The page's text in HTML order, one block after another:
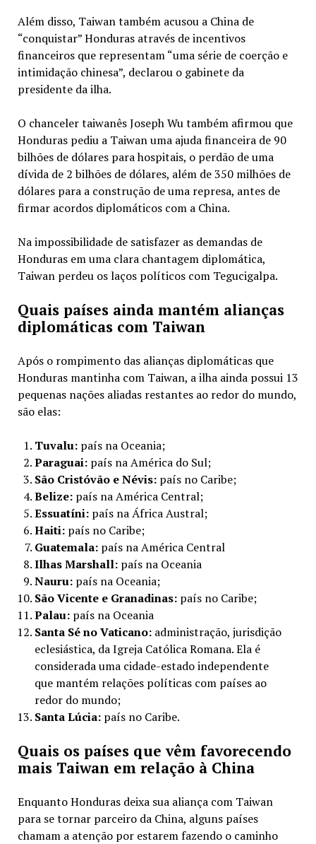
Além disso, Taiwan também acusou a China de
“conquistar” Honduras através de incentivos
financeiros que representam “uma série de coerção e
intimidação chinesa”, declarou o gabinete da
presidente da ilha.
O chanceler taiwanês Joseph Wu também afirmou que
Honduras pediu a Taiwan uma ajuda financeira de 90
bilhões de dólares para hospitais, o perdão de uma
dívida de 2 bilhões de dólares, além de 350 milhões de
dólares para a construção de uma represa, antes de
firmar acordos diplomáticos com a China.
Na impossibilidade de satisfazer as demandas de
Honduras em uma clara chantagem diplomática,
Taiwan perdeu os laços políticos com Tegucigalpa.
Quais países ainda mantém alianças
diplomáticas com Taiwan
Após o rompimento das alianças diplomáticas que
Honduras mantinha com Taiwan, a ilha ainda possui 13
pequenas nações aliadas restantes ao redor do mundo,
são elas:
Tuvalu:país na Oceania;
Paraguai:país na América do Sul;
São Cristóvão e Névis:país no Caribe;
Belize:país na América Central;
Essuatíni: país na África Austral;
Haiti:país no Caribe;
Guatemala: país na América Central
Ilhas Marshall: país na Oceania
Nauru: país na Oceania;
São Vicente e Granadinas: país no Caribe;
Palau: país na Oceania
Santa Sé no Vaticano: administração, jurisdição
eclesiástica, da Igreja Católica Romana. Ela é
considerada uma cidade-estado independente
que mantém relações políticas com países ao
redor do mundo;
Santa Lúcia: país no Caribe.
Quais os países que vêm favorecendo
mais Taiwan em relação à China
Enquanto Honduras deixa sua aliança com Taiwan
para se tornar parceiro da China, alguns países
chamam a atenção por estarem fazendo o caminho